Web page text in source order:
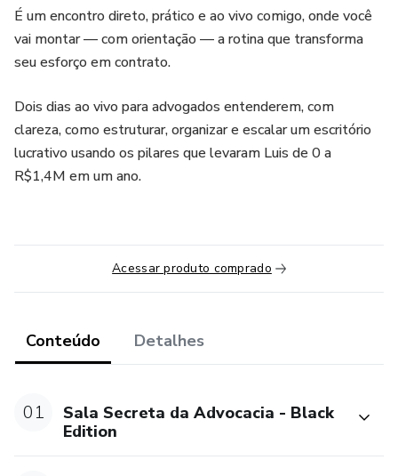
É um encontro direto, prático e ao vivo comigo, onde você
vai montar — com orientação — a rotina que transforma
seu esforço em contrato.
Dois dias ao vivo para advogados entenderem, com
clareza, como estruturar, organizar e escalar um escritório
lucrativo usando os pilares que levaram Luis de 0 a
R$1,4M em um ano.
Acessar produto comprado
Conteúdo Detalhes
01
Sala Secreta da Advocacia - Black
Edition